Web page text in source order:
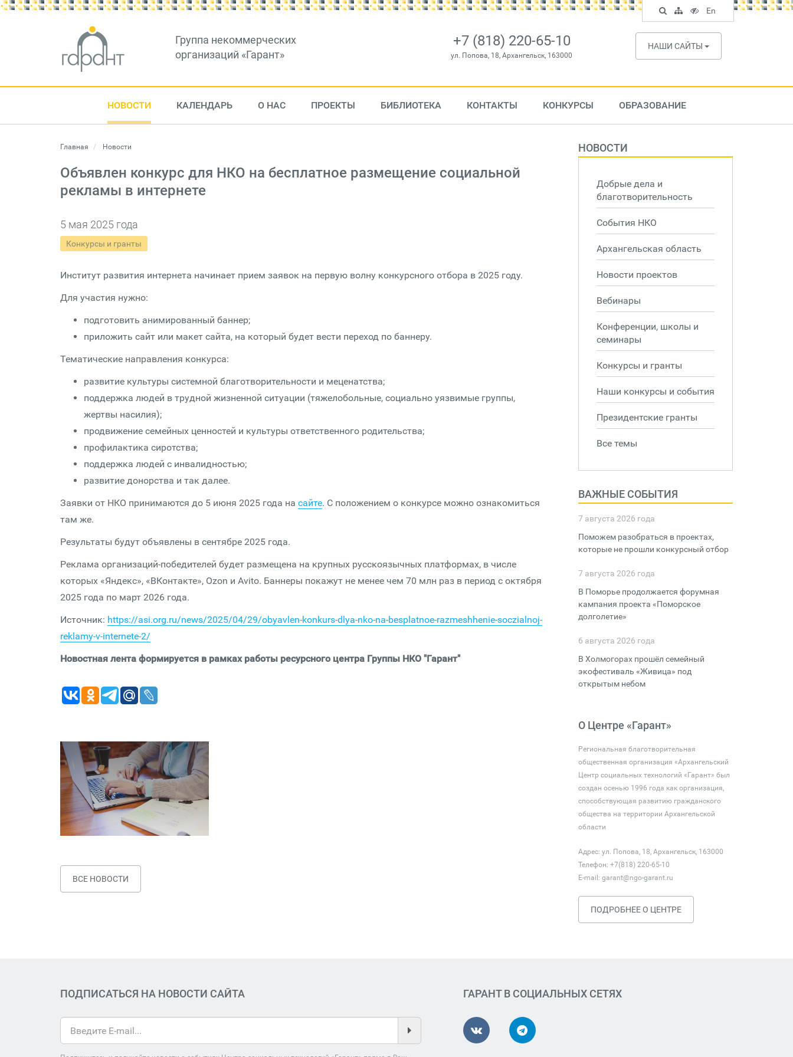
Группа некоммерческих
организаций «Гарант»
+7 (818) 220-65-10
ул. Попова, 18, Архангельск, 163000
НАШИ САЙТЫ
НОВОСТИ КАЛЕНДАРЬ О НАС ПРОЕКТЫ БИБЛИОТЕКА КОНТАКТЫ КОНКУРСЫ ОБРАЗОВАНИЕ
Главная Новости
Объявлен конкурс для НКО на бесплатное размещение социальной
рекламы в интернете
5 мая 2025 года
Конкурсы и гранты
Институт развития интернета начинает прием заявок на первую волну конкурсного отбора в 2025 году.
Для участия нужно:
подготовить анимированный баннер;
приложить сайт или макет сайта, на который будет вести переход по баннеру.
Тематические направления конкурса:
развитие культуры системной благотворительности и меценатства;
поддержка людей в трудной жизненной ситуации (тяжелобольные, социально уязвимые группы,
жертвы насилия);
продвижение семейных ценностей и культуры ответственного родительства;
профилактика сиротства;
поддержка людей с инвалидностью;
развитие донорства и так далее.
Заявки от НКО принимаются до 5 июня 2025 года на сайте. С положением о конкурсе можно ознакомиться
там же.
Результаты будут объявлены в сентябре 2025 года.
Реклама организаций-победителей будет размещена на крупных русскоязычных платформах, в числе
которых «Яндекс», «ВКонтакте», Ozon и Avito. Баннеры покажут не менее чем 70 млн раз в период с октября
2025 года по март 2026 года.
Источник: https://asi.org.ru/news/2025/04/29/obyavlen-konkurs-dlya-nko-na-besplatnoe-razmeshhenie-soczialnoj-
reklamy-v-internete-2/
Новостная лента формируется в рамках работы ресурсного центра Группы НКО "Гарант"
ВСЕ НОВОСТИ
НОВОСТИ
Добрые дела и
благотворительность
События НКО
Архангельская область
Новости проектов
Вебинары
Конференции, школы и
семинары
Конкурсы и гранты
Наши конкурсы и события
Президентские гранты
Все темы
ВАЖНЫЕ СОБЫТИЯ
7 августа 2026 года
Поможем разобраться в проектах,
которые не прошли конкурсный отбор
7 августа 2026 года
В Поморье продолжается форумная
кампания проекта «Поморское
долголетие»
6 августа 2026 года
В Холмогорах прошёл семейный
экофестиваль «Живица» под
открытым небом
О Центре «Гарант»
Региональная благотворительная
общественная организация «Архангельский
Центр социальных технологий «Гарант» был
создан осенью 1996 года как организация,
способствующая развитию гражданского
общества на территории Архангельской
области
Адрес: ул. Попова, 18, Архангельск, 163000
Телефон: +7(818) 220-65-10
E-mail: garant@ngo-garant.ru
ПОДРОБНЕЕ О ЦЕНТРЕ
ПОДПИСАТЬСЯ НА НОВОСТИ САЙТА ГАРАНТ В СОЦИАЛЬНЫХ СЕТЯХ
Поиск
по
сайту
Карта
сайта
Версия
для
слабовидящих
En
English